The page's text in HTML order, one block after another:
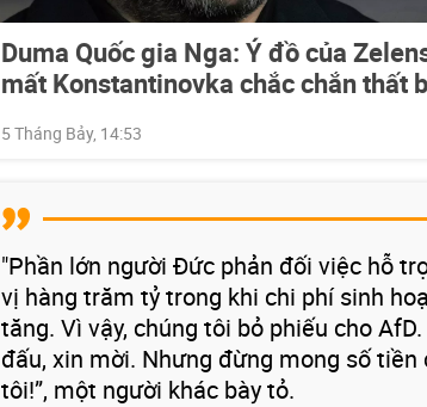
Duma Quốc gia Nga: Ý đồ của
mất Konstantinovka chắc chắn thất
5 Tháng Bảy, 14:53
"Phần lớn người Đức phản đối việc hỗ
vị hàng trăm tỷ trong khi chi phí sinh
tăng. Vì vậy, chúng tôi bỏ phiếu cho
đấu, xin mời. Nhưng đừng mong số
tôi!”, một người khác bày tỏ.